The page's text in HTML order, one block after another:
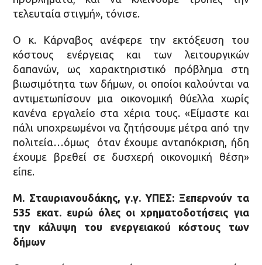
τελευταία στιγμή», τόνισε.
Ο κ. Κάρναβος ανέφερε την εκτόξευση του
κόστους ενέργειας και των λειτουργικών
δαπανών, ως χαρακτηριστικό πρόβλημα στη
βιωσιμότητα των δήμων, οι οποίοι καλούνται να
αντιμετωπίσουν μια οικονομική θύελλα χωρίς
κανένα εργαλείο στα χέρια τους. «Είμαστε και
πάλι υποχρεωμένοι να ζητήσουμε μέτρα από την
πολιτεία…όμως όταν έχουμε ανταπόκριση, ήδη
έχουμε βρεθεί σε δυσχερή οικονομική θέση»
είπε.
Μ. Σταυριανουδάκης, γ.γ. ΥΠΕΣ: Ξεπερνούν τα
535 εκατ. ευρώ όλες οι χρηματοδοτήσεις για
την κάλυψη του ενεργειακού κόστους των
δήμων